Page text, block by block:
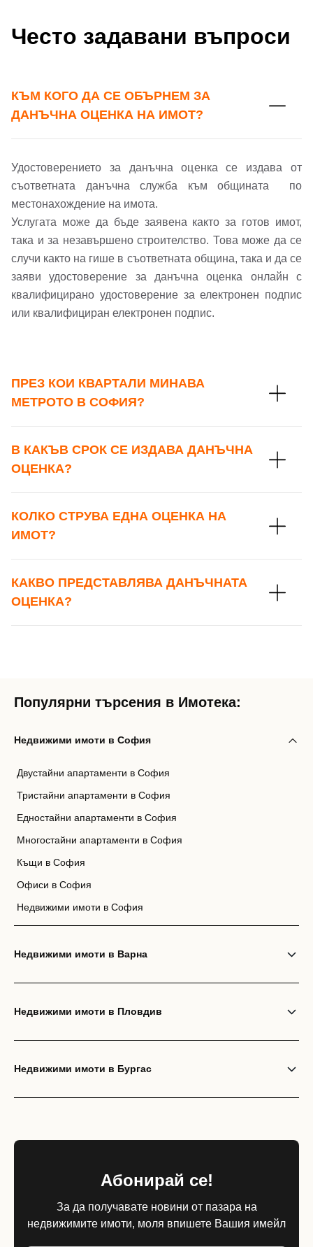
Забравена парола?
Вход като гост
или използвай профил
Вход с Google
Вход с Facebook
Често задавани въпроси
КЪМ КОГО ДА СЕ ОБЪРНЕМ ЗА
ДАНЪЧНА ОЦЕНКА НА ИМОТ?
Удостоверението за данъчна оценка се издава от
съответната данъчна служба към общината по
местонахождение на имота.
Услугата може да бъде заявена както за готов имот,
така и за незавършено строителство. Това може да се
случи както на гише в съответната община, така и да се
заяви удостоверение за данъчна оценка онлайн с
квалифицирано удостоверение за електронен подпис
или квалифициран електронен подпис.
ПРЕЗ КОИ КВАРТАЛИ МИНАВА
МЕТРОТО В СОФИЯ?
В КАКЪВ СРОК СЕ ИЗДАВА ДАНЪЧНА
ОЦЕНКА?
КОЛКО СТРУВА ЕДНА ОЦЕНКА НА
ИМОТ?
КАКВО ПРЕДСТАВЛЯВА ДАНЪЧНАТА
ОЦЕНКА?
Заяви оглед
се обадим възможно най-бързо.
Популярни търсения в Имотека:
Недвижими имоти в София
Двустайни апартаменти в София
Тристайни апартаменти в София
Едностайни апартаменти в София
Многостайни апартаменти в София
Къщи в София
Офиси в София
Недвижими имоти в София
Недвижими имоти в Варна
Недвижими имоти в Пловдив
Недвижими имоти в Бургас
Абонирай се!
За да получавате новини от пазара на
недвижимите имоти, моля впишете Вашия имейл